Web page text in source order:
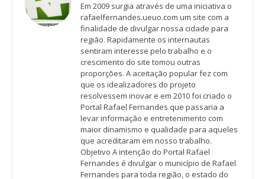
Em 2009 surgia através de uma iniciativa o
rafaelfernandes.ueuo.com um site com a
finalidade de divulgar nossa cidade para
região. Rapidamente os internautas
sentiram interesse pelo trabalho e o
crescimento do site tomou outras
proporções. A aceitação popular fez com
que os idealizadores do projeto
resolvessem inovar e em 2010 foi criado o
Portal Rafael Fernandes que passaria a
levar informação e entretenimento com
maior dinamismo e qualidade para aqueles
que acreditaram em nosso trabalho.
Objetivo A intenção do Portal Rafael
Fernandes é divulgar o município de Rafael
Fernandes para toda região, o estado do